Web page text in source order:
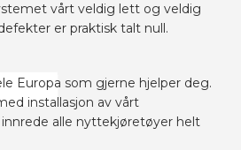
vårt veldig lett og veldig
er praktisk talt null.
Europa som gjerne hjelper deg.
installasjon av vårt
alle nyttekjøretøyer helt